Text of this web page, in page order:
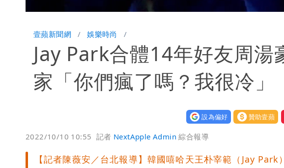
74.47%
壹蘋新聞網 娛樂時尚
Jay Park合體14年好友周
家「你們瘋了嗎？我很冷」
設為偏好 贊助壹蘋
2022/10/10 10:55 記者 NextApple Admin 綜合報導
【記者陳薇安／台北報導】韓國嘻哈天王朴宰範（Jay